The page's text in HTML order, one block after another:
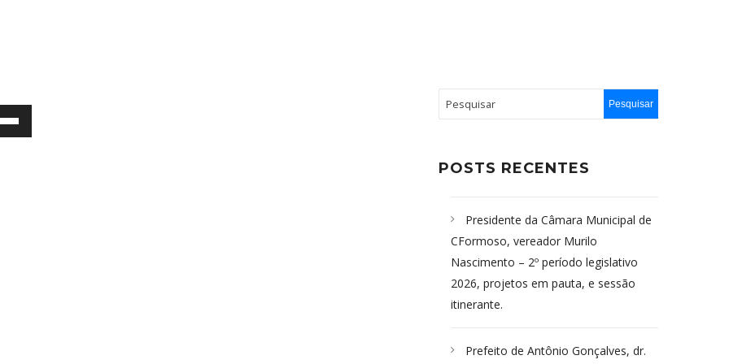
POSTS RECENTES
Presidente da Câmara Municipal de
CFormoso, vereador Murilo
Nascimento – 2º período legislativo
2026, projetos em pauta, e sessão
itinerante.
Prefeito de Antônio Gonçalves, dr.